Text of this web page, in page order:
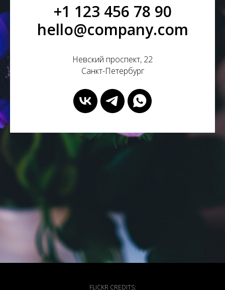
+1 123 456 78 90
hello@company.com
Невский проспект, 22
Санкт-Петербург
FLICKR CREDITS: